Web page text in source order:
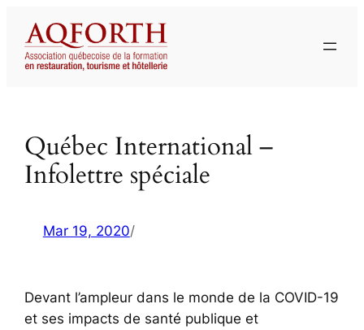
contenu
Québec International –
Infolettre spéciale
Mar 19, 2020/
Devant l’ampleur dans le monde de la COVID-19
et ses impacts de santé publique et